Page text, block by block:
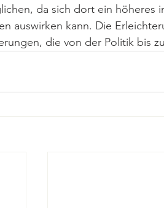
da sich dort ein höheres
auswirken kann. Die
die von der Politik bis